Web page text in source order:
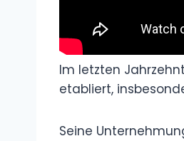
Im letzten
etabliert,
Seine